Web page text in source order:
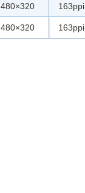
480×320 163ppi
480×320 163ppi